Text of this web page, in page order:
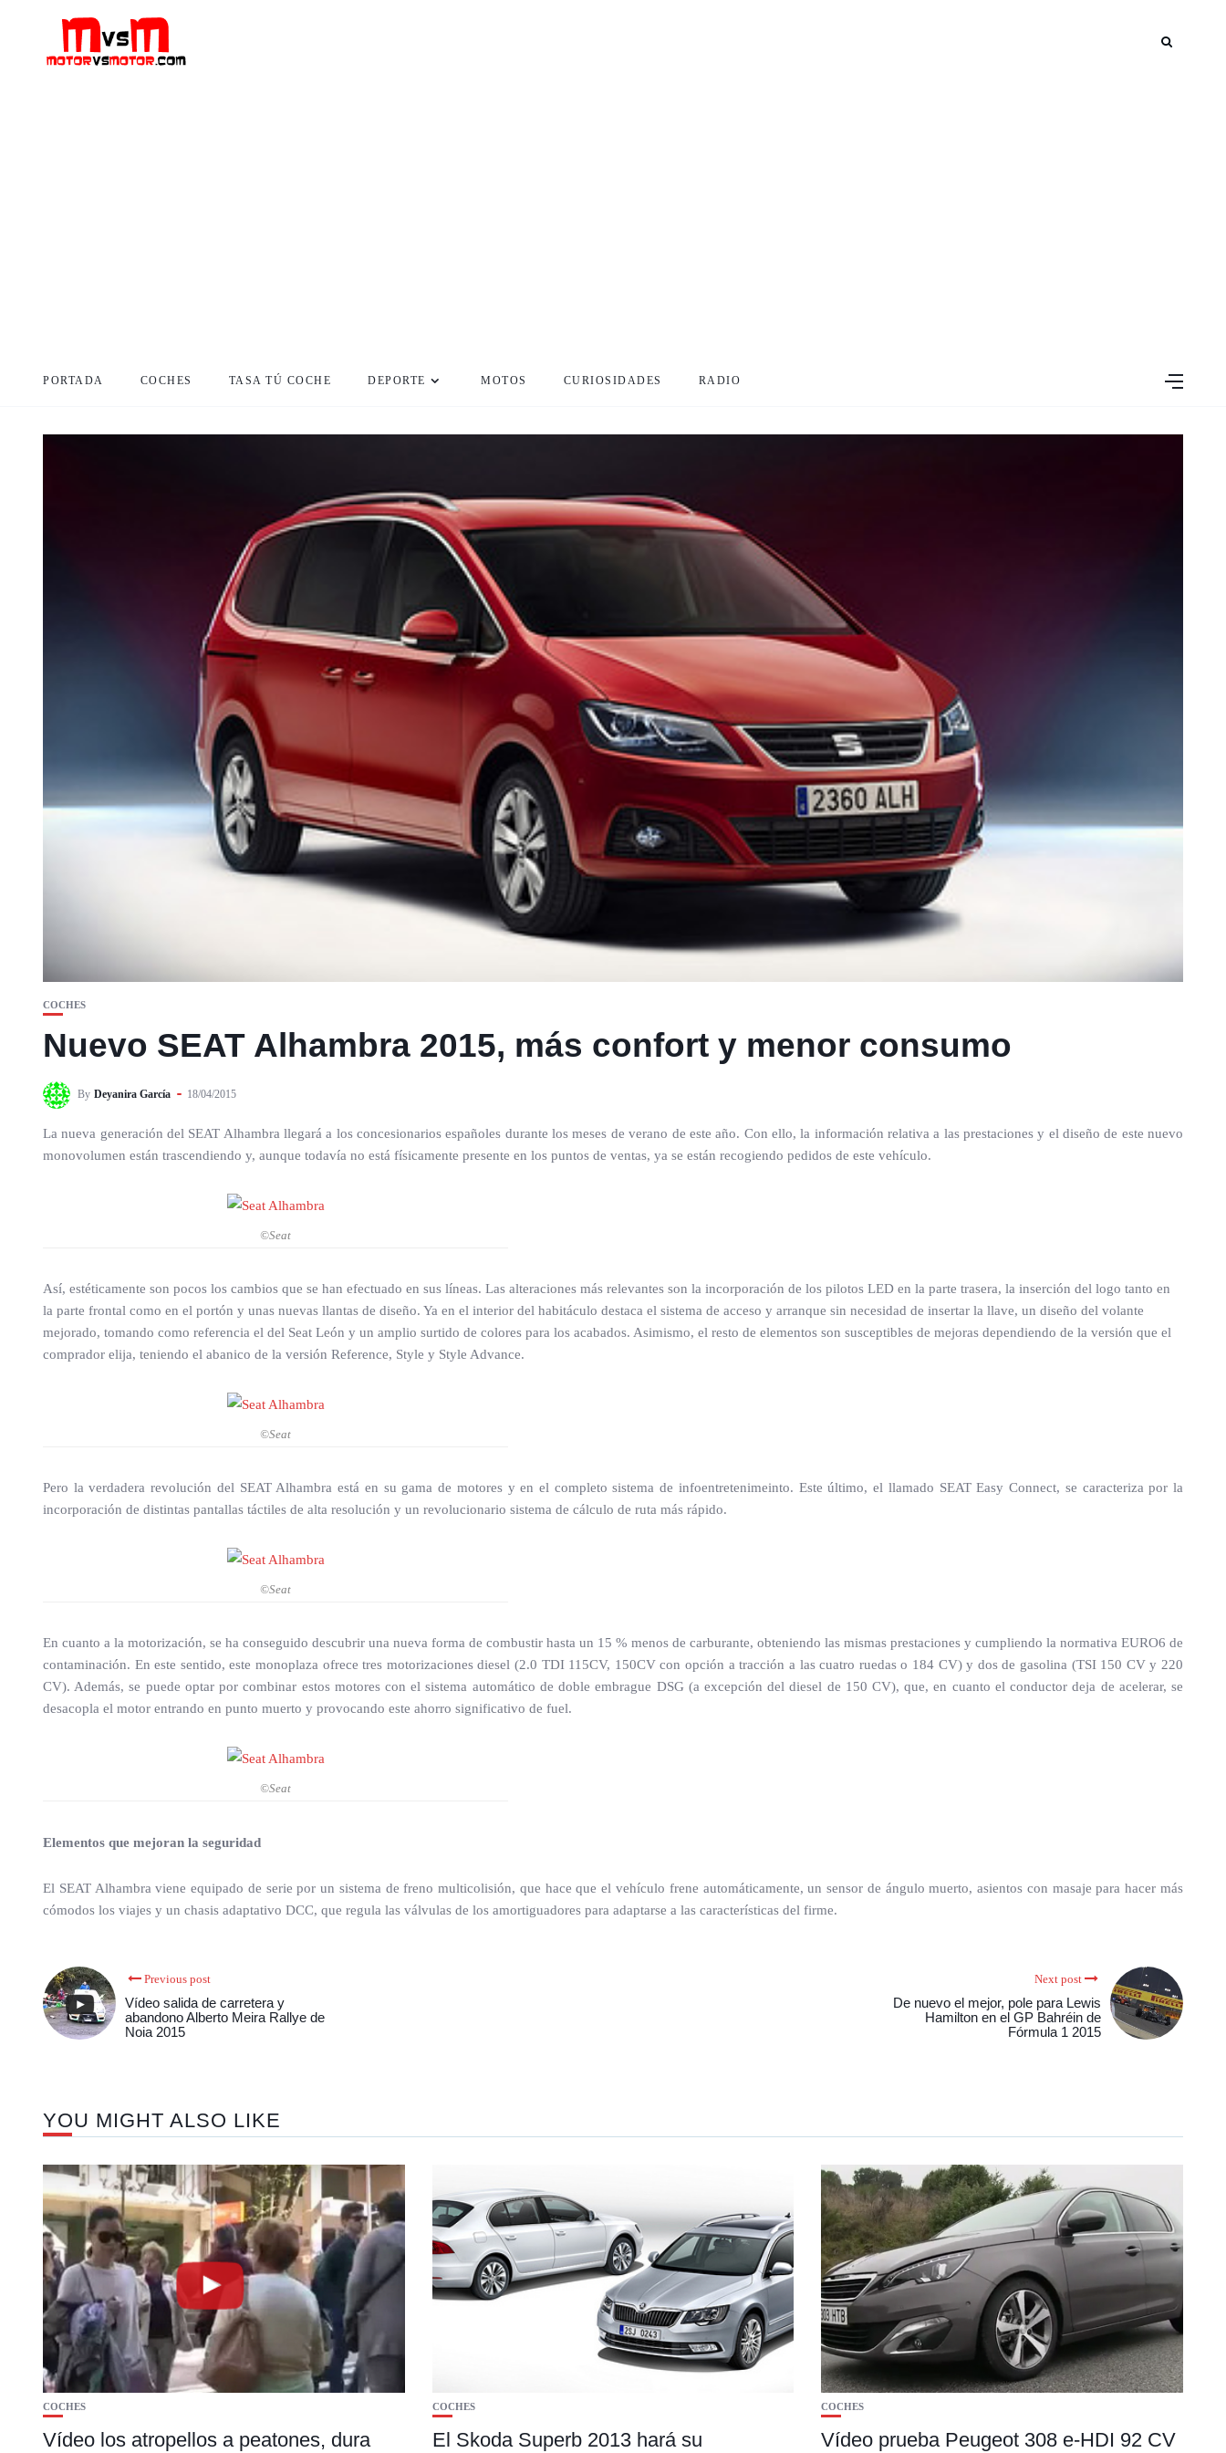
PORTADA COCHES TASA TÚ COCHE DEPORTE MOTOS CURIOSIDADES RADIO
COCHES
Nuevo SEAT Alhambra 2015, más confort y menor consumo
By Deyanira García 18/04/2015
La nueva generación del SEAT Alhambra llegará a los concesionarios españoles durante los meses de verano de este año. Con ello, la información relativa a las prestaciones y el diseño de este nuevo
monovolumen están trascendiendo y, aunque todavía no está físicamente presente en los puntos de ventas, ya se están recogiendo pedidos de este vehículo.
©Seat
Así, estéticamente son pocos los cambios que se han efectuado en sus líneas. Las alteraciones más relevantes son la incorporación de los pilotos LED en la parte trasera, la inserción del logo tanto en
la parte frontal como en el portón y unas nuevas llantas de diseño. Ya en el interior del habitáculo destaca el sistema de acceso y arranque sin necesidad de insertar la llave, un diseño del volante
mejorado, tomando como referencia el del Seat León y un amplio surtido de colores para los acabados. Asimismo, el resto de elementos son susceptibles de mejoras dependiendo de la versión que el
comprador elija, teniendo el abanico de la versión Reference, Style y Style Advance.
©Seat
Pero la verdadera revolución del SEAT Alhambra está en su gama de motores y en el completo sistema de infoentretenimeinto. Este último, el llamado SEAT Easy Connect, se caracteriza por la
incorporación de distintas pantallas táctiles de alta resolución y un revolucionario sistema de cálculo de ruta más rápido.
©Seat
En cuanto a la motorización, se ha conseguido descubrir una nueva forma de combustir hasta un 15 % menos de carburante, obteniendo las mismas prestaciones y cumpliendo la normativa EURO6 de
contaminación. En este sentido, este monoplaza ofrece tres motorizaciones diesel (2.0 TDI 115CV, 150CV con opción a tracción a las cuatro ruedas o 184 CV) y dos de gasolina (TSI 150 CV y 220
CV). Además, se puede optar por combinar estos motores con el sistema automático de doble embrague DSG (a excepción del diesel de 150 CV), que, en cuanto el conductor deja de acelerar, se
desacopla el motor entrando en punto muerto y provocando este ahorro significativo de fuel.
©Seat
Elementos que mejoran la seguridad
El SEAT Alhambra viene equipado de serie por un sistema de freno multicolisión, que hace que el vehículo frene automáticamente, un sensor de ángulo muerto, asientos con masaje para hacer más
cómodos los viajes y un chasis adaptativo DCC, que regula las válvulas de los amortiguadores para adaptarse a las características del firme.
Previous post
Vídeo salida de carretera y
abandono Alberto Meira Rallye de
Noia 2015
Next post
De nuevo el mejor, pole para Lewis
Hamilton en el GP Bahréin de
Fórmula 1 2015
YOU MIGHT ALSO LIKE
COCHES
Vídeo los atropellos a peatones, dura
COCHES
El Skoda Superb 2013 hará su
COCHES
Vídeo prueba Peugeot 308 e-HDI 92 CV